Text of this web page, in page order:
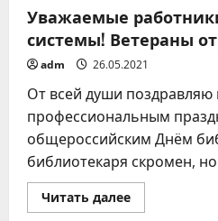
Уважаемые
системы! Ветераны
adm 26.05.2021
От всей души поздравляю
профессиональным
общероссийским Днём
библиотекаря скромен,
Читать далееПрочитать
больше